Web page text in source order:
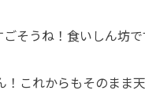
そうね！食いしん坊
これからもそのまま